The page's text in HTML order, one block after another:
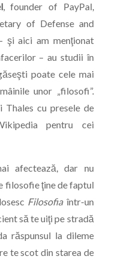
, founder of PayPal,
of Defense and
şi aici am menţionat
– au studii în
poate cele mai
unor „filosofi”.
cu presele de
pentru cei
afectează, dar nu
filosofie ţine de faptul
Filosofiaîntr-un
să te uiţi pe stradă
răspunsul la dileme
te scot din starea de